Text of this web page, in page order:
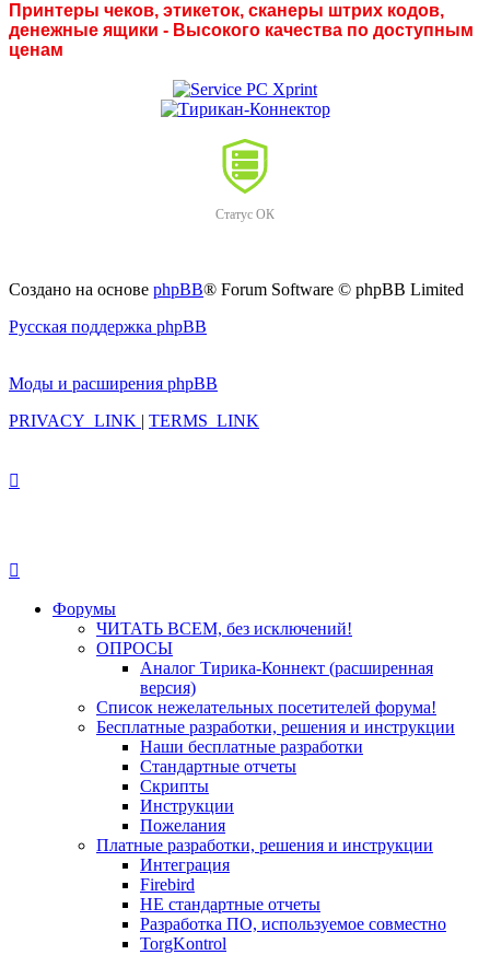
Принтеры чеков, этикеток, сканеры штрих кодов,
денежные ящики - Высокого качества по доступным
ценам
Статус ОК
Создано на основе phpBB® Forum Software © phpBB Limited
Русская поддержка phpBB
Моды и расширения phpBB
PRIVACY_LINK | TERMS_LINK
Форумы
ЧИТАТЬ ВСЕМ, без исключений!
ОПРОСЫ
Аналог Тирика-Коннект (расширенная
версия)
Список нежелательных посетителей форума!
Бесплатные разработки, решения и инструкции
Наши бесплатные разработки
Стандартные отчеты
Скрипты
Инструкции
Пожелания
Платные разработки, решения и инструкции
Интеграция
Firebird
НЕ стандартные отчеты
Разработка ПО, используемое совместно
TorgKontrol